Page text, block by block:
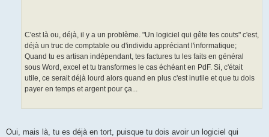
C'est là ou, déjà, il y a un problème. "Un logiciel qui gête tes couts" c'est,
déjà un truc de comptable ou d'individu appréciant l'informatique;
Quand tu es artisan indépendant, tes factures tu les faits en général
sous Word, excel et tu transformes le cas échéant en PdF. Si, c'était
utile, ce serait déjà lourd alors quand en plus c'est inutile et que tu dois
payer en temps et argent pour ça...
Oui, mais là, tu es déjà en tort, puisque tu dois avoir un logiciel qui